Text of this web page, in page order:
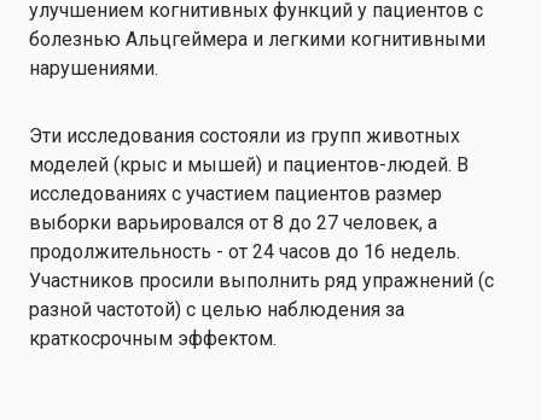
улучшением когнитивных функций у пациентов с
болезнью Альцгеймера и легкими когнитивными
нарушениями.
Эти исследования состояли из групп животных
моделей (крыс и мышей) и пациентов-людей. В
исследованиях с участием пациентов размер
выборки варьировался от 8 до 27 человек, а
продолжительность - от 24 часов до 16 недель.
Участников просили выполнить ряд упражнений (с
разной частотой) с целью наблюдения за
краткосрочным эффектом.